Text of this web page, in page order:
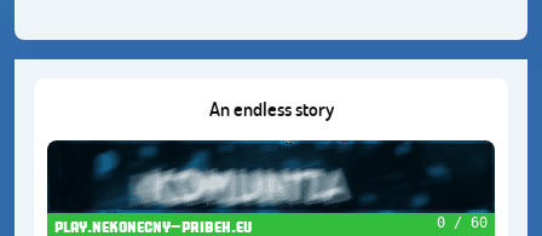
An endless story
play.nekonecny-pribeh.eu 0 / 60